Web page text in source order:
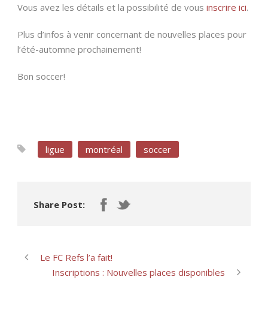
Vous avez les détails et la possibilité de vous inscrire ici.
Plus d’infos à venir concernant de nouvelles places pour
l’été-automne prochainement!
Bon soccer!
ligue montréal soccer
Share Post:
Le FC Refs l’a fait!
Inscriptions : Nouvelles places disponibles